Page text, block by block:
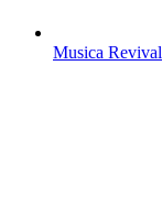
Musica Revival